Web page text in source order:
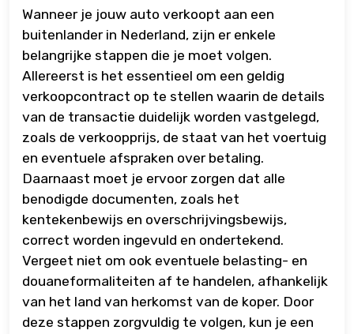
Wanneer je jouw auto verkoopt aan een
buitenlander in Nederland, zijn er enkele
belangrijke stappen die je moet volgen.
Allereerst is het essentieel om een geldig
verkoopcontract op te stellen waarin de details
van de transactie duidelijk worden vastgelegd,
zoals de verkoopprijs, de staat van het voertuig
en eventuele afspraken over betaling.
Daarnaast moet je ervoor zorgen dat alle
benodigde documenten, zoals het
kentekenbewijs en overschrijvingsbewijs,
correct worden ingevuld en ondertekend.
Vergeet niet om ook eventuele belasting- en
douaneformaliteiten af te handelen, afhankelijk
van het land van herkomst van de koper. Door
deze stappen zorgvuldig te volgen, kun je een